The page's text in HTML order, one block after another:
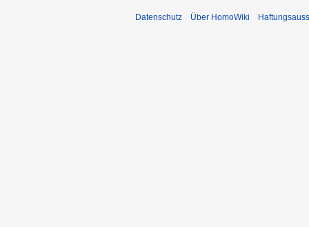
Datenschutz Über HomoWiki